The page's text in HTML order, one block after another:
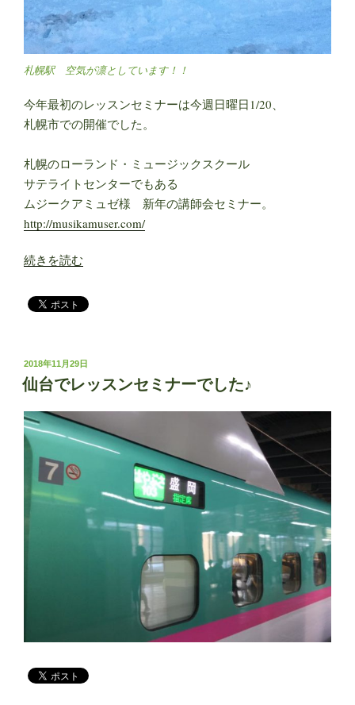
札幌駅 空気が凛としています！！
今年最初のレッスンセミナーは今週日曜日1/20、
札幌市での開催でした。
札幌のローランド・ミュージックスクール
サテライトセンターでもある
ムジークアミュゼ様 新年の講師会セミナー。
http://musikamuser.com/
“札
で
ー
で
し
た
☆”
続きを読む
投
稿
日:
2018年11月29日
仙台でレッスンセミナーでした♪